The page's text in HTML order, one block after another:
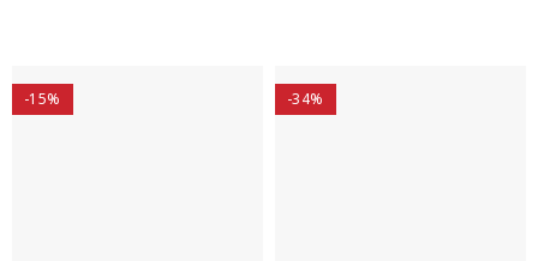
-15% -34%